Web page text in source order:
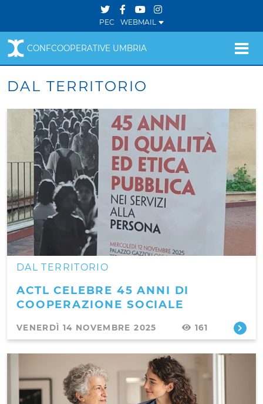
PEC WEBMAIL
CONFCOOPERATIVE UMBRIA
DAL TERRITORIO
DAL TERRITORIO
ACTL CELEBRE 45 ANNI DI
COOPERAZIONE SOCIALE
VENERDÌ 14 NOVEMBRE 2025 161